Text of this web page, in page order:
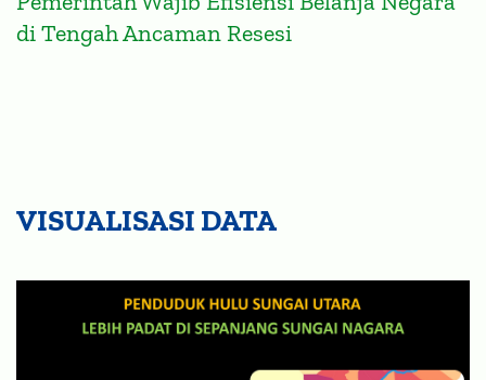
di Tengah Ancaman Resesi
VISUALISASI DATA